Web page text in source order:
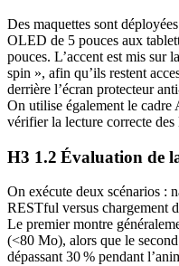
Des maquettes sont
OLED de 5 pouces aux
pouces. L’accent est mis sur
spin », afin qu’ils restent
derrière l’écran protecteur
On utilise également le
vérifier la lecture correcte
H3 1.2 Évaluation de
On exécute deux scénarios :
RESTful versus chargement
Le premier montre
(<80 Mo), alors que le
dépassant 30 % pendant